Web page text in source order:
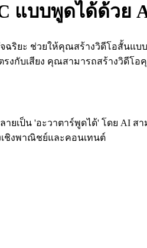
แบบพูดได้ด้วย
จฉริยะ ช่วยให้คุณสร้างวิดีโอสั้น
งกับเสียง คุณสามารถสร้างวิดีโ
ยเป็น 'อะวาตาร์พูดได้' โดย AI
ชิงพาณิชย์และคอนเทนต์